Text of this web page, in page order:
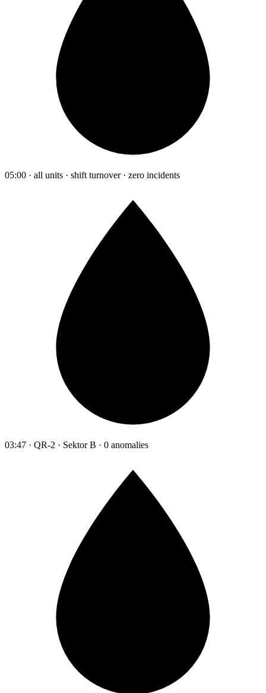
05:00 · all units · shift turnover · zero incidents
03:47 · QR-2 · Sektor B · 0 anomalies